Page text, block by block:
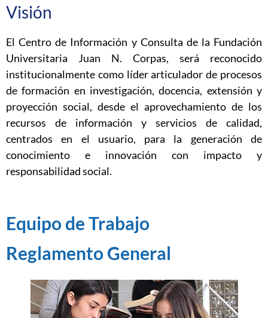
Visión
El Centro de Información y Consulta de la Fundación
Universitaria Juan N. Corpas, será reconocido
institucionalmente como líder articulador de procesos
de formación en investigación, docencia, extensión y
proyección social, desde el aprovechamiento de los
recursos de información y servicios de calidad,
centrados en el usuario, para la generación de
conocimiento e innovación con impacto y
responsabilidad social.
Equipo de Trabajo
Reglamento General